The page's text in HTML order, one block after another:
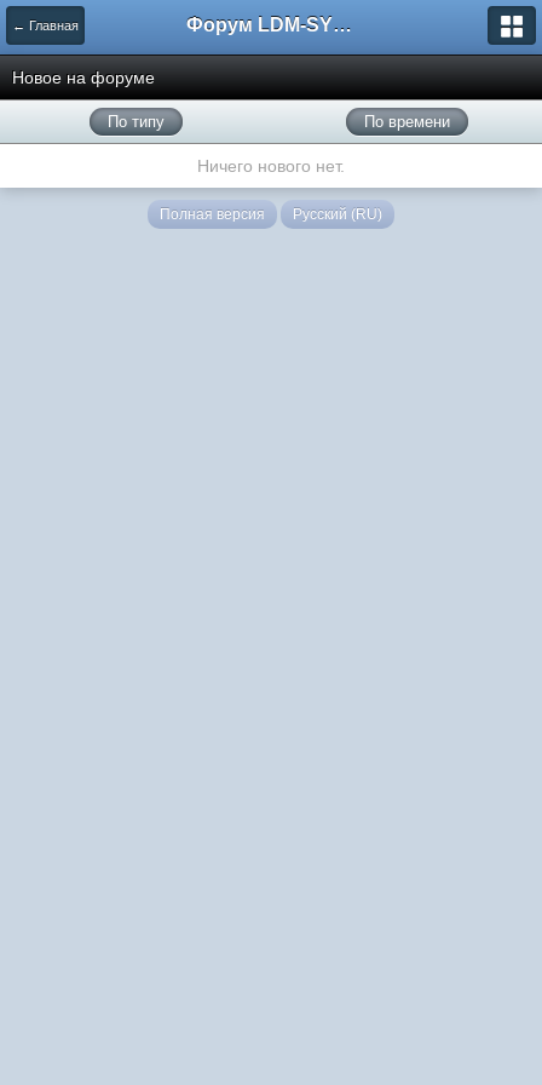
← Главная Форум LDM-SYSTEMS
Новое на форуме
По типу По времени
Ничего нового нет.
Полная версия Русский (RU)